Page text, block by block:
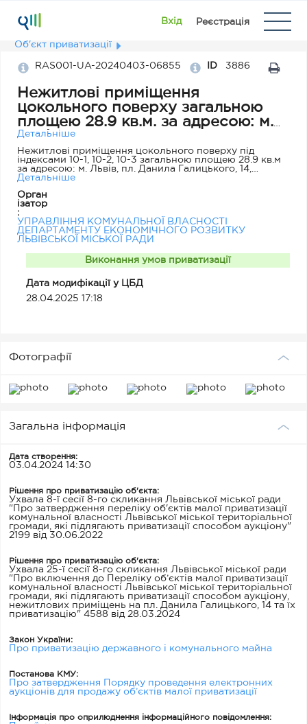
Вхід Реєстрація
Об'єкт приватизації
RAS001-UA-20240403-06855 ID 3886
Нежитлові приміщення
цокольного поверху загальною
площею 28.9 кв.м. за адресою: м.
Львів, пл. Данила Галицького, 14
Детальніше
Нежитлові приміщення цокольного поверху під
індексами 10-1, 10-2, 10-3 загальною площею 28.9 кв.м
за адресою: м. Львів, пл. Данила Галицького, 14,
відповідно до технічного паспорту, виготовленого за
підприємством Львівської обласної ради «Бюро
технічної інвентаризації та експертної оцінки»,
інвентаризаційна справа №854. Вказаний об'єкт є
нежитловими приміщеннями у будинку під літерою
"А", що знаходиться у центральній частині м. Львова,
Галицькому районі. Вказаний об'єкт є вільним, в
основні інженерні комунікації, наявний санвузол,
приміщення забезпечені віконним прорізом.
загальною площею 28.9 кв.м. за адресою: м. Львів, пл.
Данила Галицького, 14 є частиною пам'ятки
архітектури місцевого значення, яка занесена до
охоронний № 4348-Лв. Наявний лист департаменту
архітектури та розвитку містобудування Львівської
3959/0/2-24 про погодження управлінню комунальної
власності департаменту економічного розвитку
м. Львові. Функціональне використання об’єкта та
Детальніше
Орган
ізатор
:
УПРАВЛІННЯ КОМУНАЛЬНОЇ ВЛАСНОСТІ
ДЕПАРТАМЕНТУ ЕКОНОМІЧНОГО РОЗВИТКУ
ЛЬВІВСЬКОЇ МІСЬКОЇ РАДИ
Виконання умов приватизації
Дата модифікації у ЦБД
28.04.2025 17:18
Фотографії
Загальна інформація
Дата створення:
03.04.2024 14:30
Рішення про приватизацію об'єкта:
Ухвала 8-ї сесії 8-го скликання Львівської міської ради
"Про затвердження переліку об'єктів малої приватизації
комунальної власності Львівської міської територіальної
громади, які підлягають приватизації способом аукціону"
2199 від 30.06.2022
Рішення про приватизацію об'єкта:
Ухвала 25-ї сесії 8-го скликання Львівської міської ради
"Про включення до Переліку об’єктів малої приватизації
комунальної власності Львівської міської територіальної
громади, які підлягають приватизації способом аукціону,
нежитлових приміщень на пл. Данила Галицького, 14 та їх
приватизацію" 4588 від 28.03.2024
Закон України:
Про приватизацію державного і комунального майна
Постанова КМУ:
Про затвердження Порядку проведення електронних
аукціонів для продажу об’єктів малої приватизації
Інформація про оприлюднення інформаційного повідомлення: